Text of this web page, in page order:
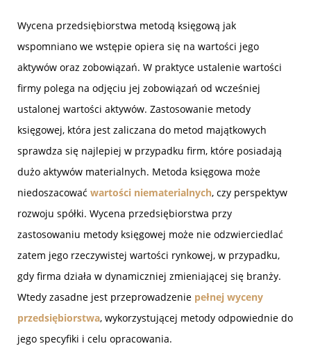
Wycena przedsiębiorstwa metodą księgową jak
wspomniano we wstępie opiera się na wartości jego
aktywów oraz zobowiązań. W praktyce ustalenie wartości
firmy polega na odjęciu jej zobowiązań od wcześniej
ustalonej wartości aktywów. Zastosowanie metody
księgowej, która jest zaliczana do metod majątkowych
sprawdza się najlepiej w przypadku firm, które posiadają
dużo aktywów materialnych. Metoda księgowa może
niedoszacować wartości niematerialnych, czy perspektyw
rozwoju spółki. Wycena przedsiębiorstwa przy
zastosowaniu metody księgowej może nie odzwierciedlać
zatem jego rzeczywistej wartości rynkowej, w przypadku,
gdy firma działa w dynamiczniej zmieniającej się branży.
Wtedy zasadne jest przeprowadzenie pełnej wyceny
przedsiębiorstwa, wykorzystującej metody odpowiednie do
jego specyfiki i celu opracowania.